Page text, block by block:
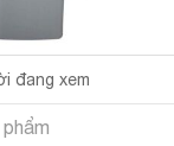
đang xem